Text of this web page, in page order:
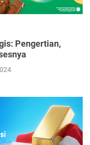
Pengertian,